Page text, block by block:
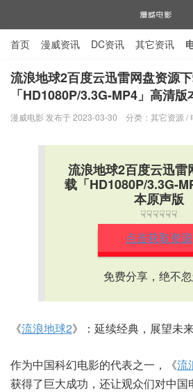
漫威电影
首页 漫威资讯 DC资讯 其它资讯
电视剧资源 漫威图片
流浪地球2百度云迅雷网盘资源
「HD1080P/3.3G-MP4」高清版
漫威电影 发布于 2023-03-30 分类： 其它资源 /
流浪地球2百度云迅雷
载「HD1080P/3.3G-
本原声版
☟☟☟☟☟☟
点击获取资源
免费分享，绝不忽
《流浪地球2》：延续经典，展望未
作为中国科幻电影的代表之一，《流
获得了巨大成功，还让观众们对中国